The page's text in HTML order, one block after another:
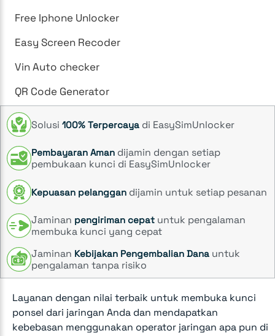
Free Iphone Unlocker
Easy Screen Recoder
Vin Auto checker
QR Code Generator
Solusi 100% Terpercaya di EasySimUnlocker
Pembayaran Aman dijamin dengan setiap
pembukaan kunci di EasySimUnlocker
Kepuasan pelanggan dijamin untuk setiap pesanan
Jaminan pengiriman cepat untuk pengalaman
membuka kunci yang cepat
Jaminan Kebijakan Pengembalian Dana untuk
pengalaman tanpa risiko
Layanan dengan nilai terbaik untuk membuka kunci
ponsel dari jaringan Anda dan mendapatkan
kebebasan menggunakan operator jaringan apa pun di